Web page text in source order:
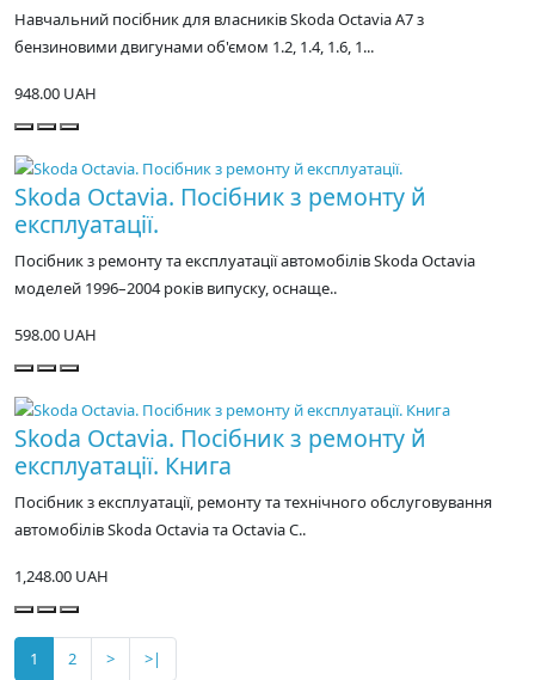
Навчальний посібник для власників Skoda Octavia A7 з
бензиновими двигунами об'ємом 1.2, 1.4, 1.6, 1...
948.00 UAH
Skoda Octavia. Посібник з ремонту й
експлуатації.
Посібник з ремонту та експлуатації автомобілів Skoda Octavia
моделей 1996–2004 років випуску, оснаще..
598.00 UAH
Skoda Octavia. Посібник з ремонту й
експлуатації. Книга
Посібник з експлуатації, ремонту та технічного обслуговування
автомобілів Skoda Octavia та Octavia C..
1,248.00 UAH
1 2 > >|